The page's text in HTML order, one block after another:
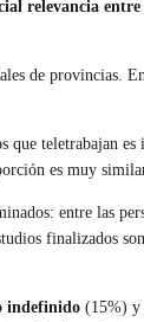
relevancia
de provincias.
teletrabajan
es muy
entre las
finalizados
indefinido (15%) y